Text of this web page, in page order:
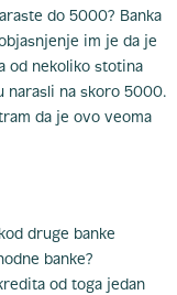
do 5000? Banka
im je da je
od nekoliko stotina
narasli na skoro 5000.
da je ovo veoma
druge banke
banke?
od toga jedan